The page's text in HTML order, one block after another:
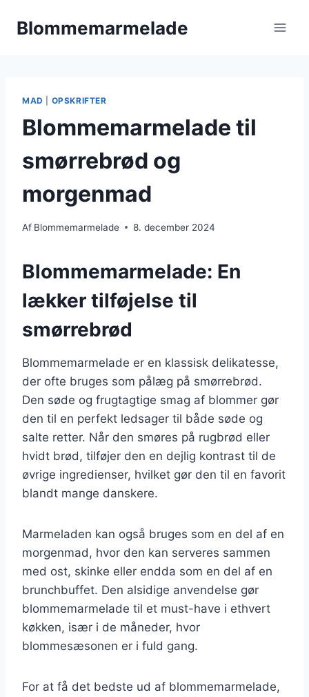
Blommemarmelade
MAD OPSKRIFTER
Blommemarmelade til
smørrebrød og
morgenmad
Af Blommemarmelade 8. december 2024
Blommemarmelade: En
lækker tilføjelse til
smørrebrød
Blommemarmelade er en klassisk delikatesse,
der ofte bruges som pålæg på smørrebrød.
Den søde og frugtagtige smag af blommer gør
den til en perfekt ledsager til både søde og
salte retter. Når den smøres på rugbrød eller
hvidt brød, tilføjer den en dejlig kontrast til de
øvrige ingredienser, hvilket gør den til en favorit
blandt mange danskere.
Marmeladen kan også bruges som en del af en
morgenmad, hvor den kan serveres sammen
med ost, skinke eller endda som en del af en
brunchbuffet. Den alsidige anvendelse gør
blommemarmelade til et must-have i ethvert
køkken, især i de måneder, hvor
blommesæsonen er i fuld gang.
For at få det bedste ud af blommemarmelade,